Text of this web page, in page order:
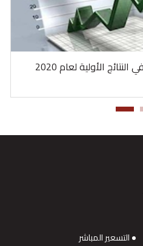
التسعير المباشر